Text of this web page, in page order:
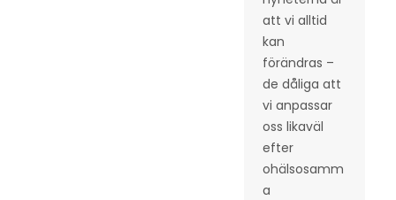
att vi alltid
kan
förändras –
de dåliga att
vi anpassar
oss likaväl
efter
ohälsosamm
a